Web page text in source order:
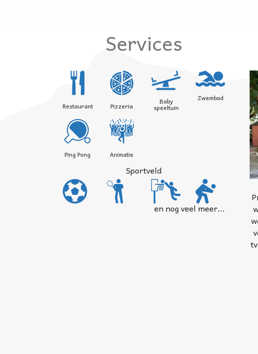
Services
Restaurant Pizzeria Baby
speeltuin
Zwembad
Ping Pong Animatie
Sportveld
en nog veel meer...